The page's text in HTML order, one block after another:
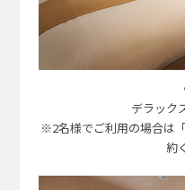
デラック
※2名様でご利用の場合は
約